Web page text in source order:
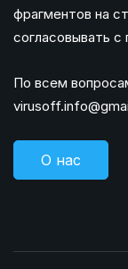
фрагментов на
согласовывать
По всем
О нас